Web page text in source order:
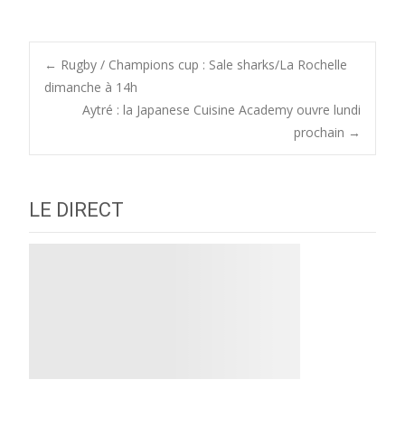
Post
navigation
← Rugby / Champions cup : Sale sharks/La Rochelle
dimanche à 14h
Aytré : la Japanese Cuisine Academy ouvre lundi
prochain →
LE DIRECT